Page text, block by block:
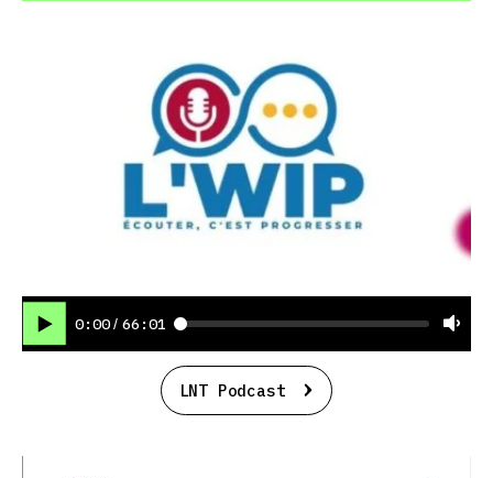
0:00 / 66:01
LNT Podcast